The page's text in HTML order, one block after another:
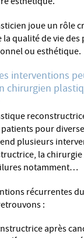
joue un rôle
qualité de vie des
ou esthétique.
interventions
chirurgien
pour
plusieurs
la
notamment…
récurrentes
:
après